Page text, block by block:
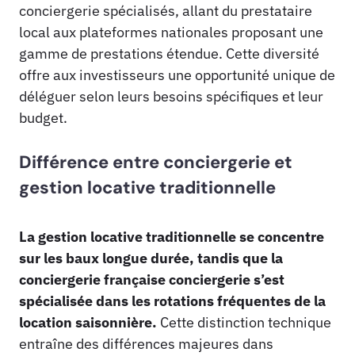
conciergerie spécialisés, allant du prestataire
local aux plateformes nationales proposant une
gamme de prestations étendue. Cette diversité
offre aux investisseurs une opportunité unique de
déléguer selon leurs besoins spécifiques et leur
budget.
Différence entre conciergerie et
gestion locative traditionnelle
La gestion locative traditionnelle se concentre
sur les baux longue durée, tandis que la
conciergerie française conciergerie s’est
spécialisée dans les rotations fréquentes de la
location saisonnière. Cette distinction technique
entraîne des différences majeures dans